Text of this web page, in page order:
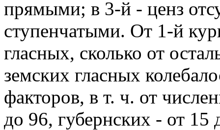
прямыми; в 3-й - ценз
ступенчатыми. От 1-й
гласных, сколько от
земских гласных
факторов, в т. ч. от
до 96, губернских - от 15